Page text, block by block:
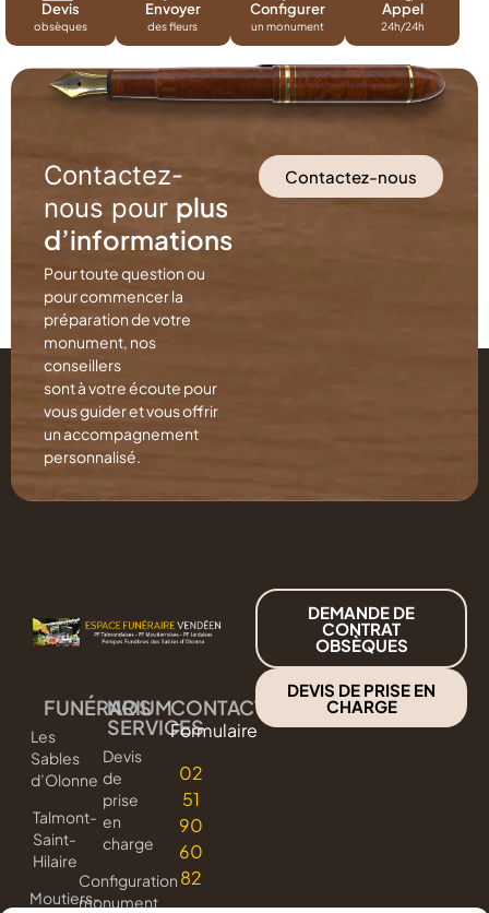
Devis
obsèques
Envoyer
des fleurs
Configurer
un monument
Appel
24h/24h
Contactez-
nous pour plus
d’informations
Pour toute question ou
pour commencer la
préparation de votre
monument, nos
conseillers
sont à votre écoute pour
vous guider et vous offrir
un accompagnement
personnalisé.
Contactez-nous
FUNÉRARIUM
Les
Sables
d’Olonne
Talmont-
Saint-
Hilaire
Moutiers-
NOS
SERVICES
Devis
de
prise
en
charge
Configuration
monument
CONTACT
Formulaire
02
51
90
60
82
DEMANDE DE
CONTRAT
OBSÈQUES
DEVIS DE PRISE EN
CHARGE